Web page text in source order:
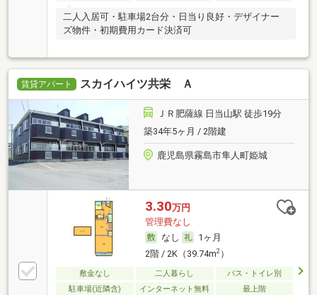
二人入居可・駐車場2台分・日当り良好・デザイナー
ズ物件・初期費用カード決済可
賃貸アパート スカイハイツ共栄 Ａ
ＪＲ肥薩線 日当山駅 徒歩19分
築34年5ヶ月 / 2階建
鹿児島県霧島市隼人町姫城
3.30万円
管理費なし
なし
1ヶ月
2階 / 2K（39.74m2）
敷金なし 二人暮らし
バス・トイレ別
駐車場(近隣含)
インターネット無料 最上階